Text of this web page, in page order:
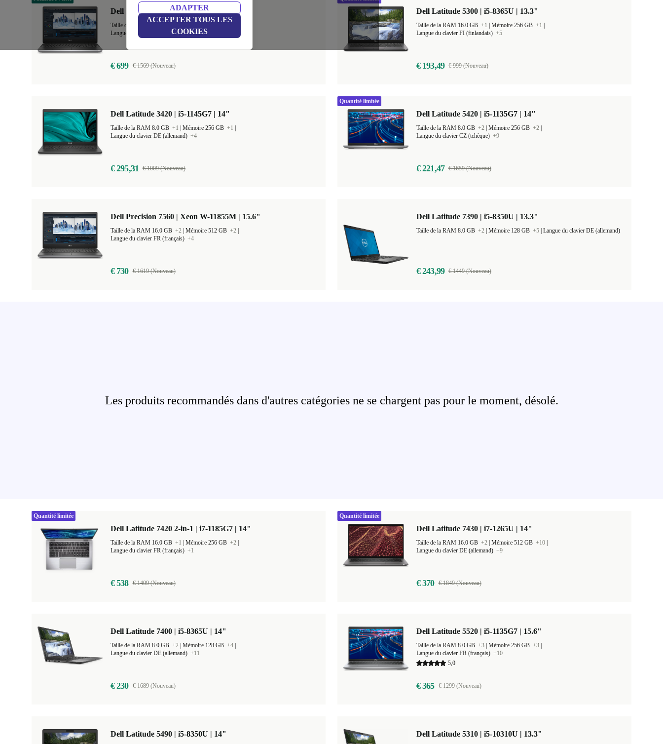
ADAPTER
ACCEPTER TOUS LES
COOKIES
Dell Precision 7560 | i7-11850H | 15.6"
Taille de la RAM 16.0 GB
Langue du clavier DE (allemand)+4
€ 699 € 1569 (Nouveau)
Dell Latitude 5300 | i5-8365U | 13.3"
Taille de la RAM 16.0 GB +1 Mémoire 256 GB +1
Langue du clavier FI (finlandais) +5
€ 193,49 € 999 (Nouveau)
Dell Latitude 3420 | i5-1145G7 | 14"
Taille de la RAM 8.0 GB +1 Mémoire 256 GB +1
Langue du clavier DE (allemand) +4
€ 295,31 € 1009 (Nouveau)
Dell Latitude 5420 | i5-1135G7 | 14"
Taille de la RAM 8.0 GB +2 Mémoire 256 GB +2
Langue du clavier CZ (tchèque) +9
€ 221,47 € 1659 (Nouveau)
Quantité limitée
Dell Precision 7560 | Xeon W-11855M | 15.6"
Taille de la RAM 16.0 GB +2 Mémoire 512 GB +2
Langue du clavier FR (français) +4
€ 730 € 1619 (Nouveau)
Dell Latitude 7390 | i5-8350U | 13.3"
Taille de la RAM 8.0 GB +2 Mémoire 128 GB +5 Langue du clavier DE (allemand)
€ 243,99 € 1449 (Nouveau)
Les produits recommandés dans d'autres catégories ne se chargent pas pour le moment, désolé.
Dell Latitude 7420 2-in-1 | i7-1185G7 | 14"
Taille de la RAM 16.0 GB +1 Mémoire 256 GB +2
Langue du clavier FR (français) +1
€ 538 € 1409 (Nouveau)
Quantité limitée
Dell Latitude 7430 | i7-1265U | 14"
Taille de la RAM 16.0 GB +2 Mémoire 512 GB +10
Langue du clavier DE (allemand) +9
€ 370 € 1849 (Nouveau)
Quantité limitée
Dell Latitude 7400 | i5-8365U | 14"
Taille de la RAM 8.0 GB +2 Mémoire 128 GB +4
Langue du clavier DE (allemand) +11
€ 230 € 1689 (Nouveau)
Dell Latitude 5520 | i5-1135G7 | 15.6"
Taille de la RAM 8.0 GB +3 Mémoire 256 GB +3
Langue du clavier FR (français) +10
5,0
€ 365 € 1299 (Nouveau)
Dell Latitude 5490 | i5-8350U | 14" Dell Latitude 5310 | i5-10310U | 13.3"